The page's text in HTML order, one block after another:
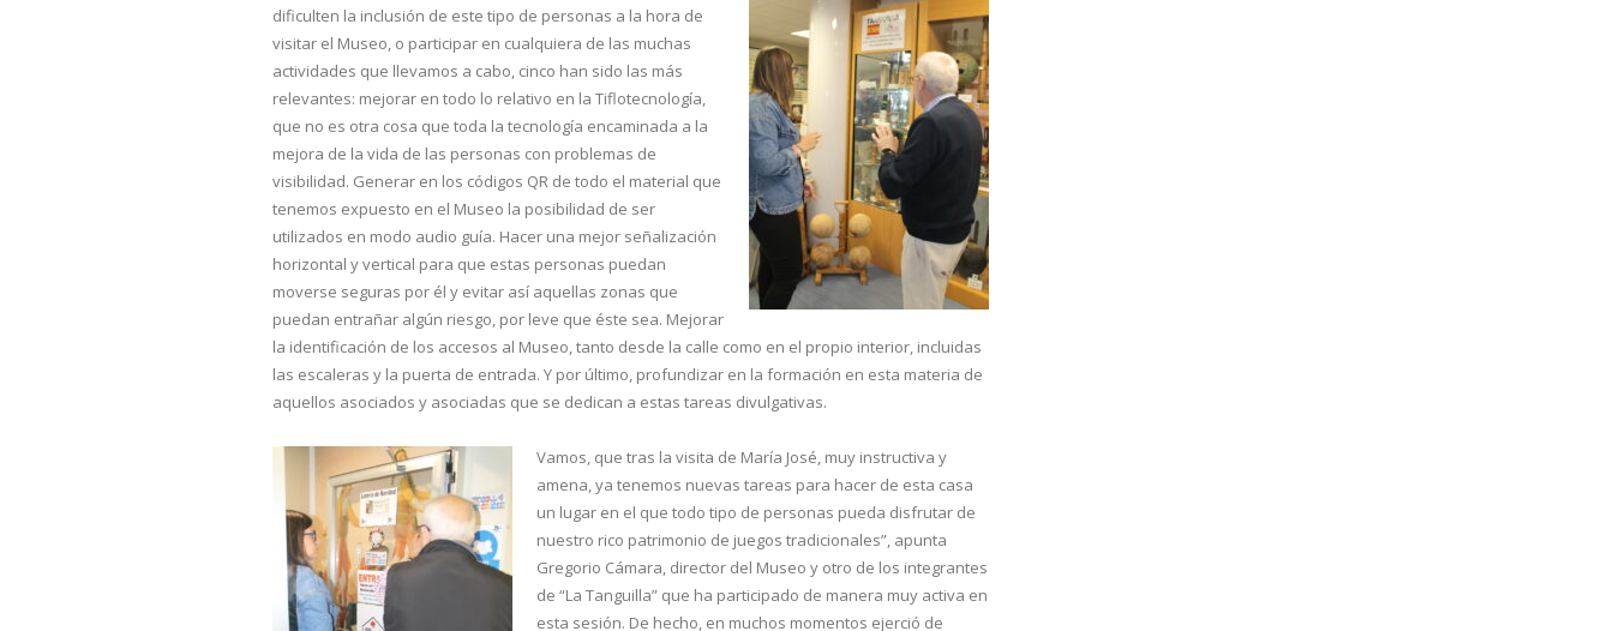
dificulten la inclusión de este tipo de personas a la hora de
visitar el Museo, o participar en cualquiera de las muchas
actividades que llevamos a cabo, cinco han sido las más
relevantes: mejorar en todo lo relativo en la Tiflotecnología,
que no es otra cosa que toda la tecnología encaminada a la
mejora de la vida de las personas con problemas de
visibilidad. Generar en los códigos QR de todo el material que
tenemos expuesto en el Museo la posibilidad de ser
utilizados en modo audio guía. Hacer una mejor señalización
horizontal y vertical para que estas personas puedan
moverse seguras por él y evitar así aquellas zonas que
puedan entrañar algún riesgo, por leve que éste sea. Mejorar
la identificación de los accesos al Museo, tanto desde la calle como en el propio interior, incluidas
las escaleras y la puerta de entrada. Y por último, profundizar en la formación en esta materia de
aquellos asociados y asociadas que se dedican a estas tareas divulgativas.
Vamos, que tras la visita de María José, muy instructiva y
amena, ya tenemos nuevas tareas para hacer de esta casa
un lugar en el que todo tipo de personas pueda disfrutar de
nuestro rico patrimonio de juegos tradicionales”, apunta
Gregorio Cámara, director del Museo y otro de los integrantes
de “La Tanguilla” que ha participado de manera muy activa en
esta sesión. De hecho, en muchos momentos ejerció de